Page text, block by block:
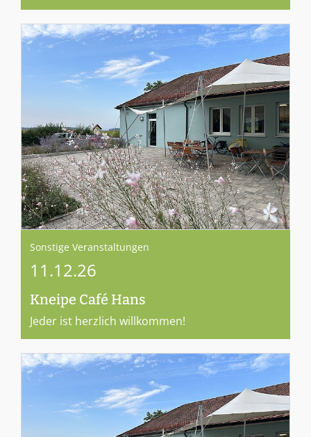
Sonstige Veranstaltungen
11.12.26
Kneipe Café Hans
Jeder ist herzlich willkommen!